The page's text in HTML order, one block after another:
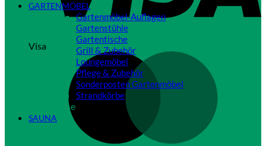
Visa
GARTENMÖBEL
Gartenmöbel-Auflagen
Gartenstühle
Gartentische
Grill & Zubehör
Loungemöbel
Pflege & Zubehör
Sonderposten Gartenmöbel
Strandkörbe
Close
SAUNA